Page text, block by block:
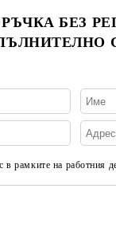
БЕЗ
рамките на работния